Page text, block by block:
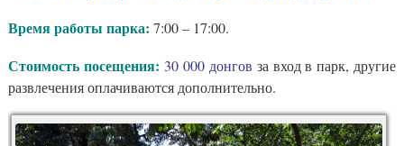
Время работы парка: 7:00 – 17:00.
Стоимость посещения: 30 000 донгов за вход в парк, другие
развлечения оплачиваются дополнительно.